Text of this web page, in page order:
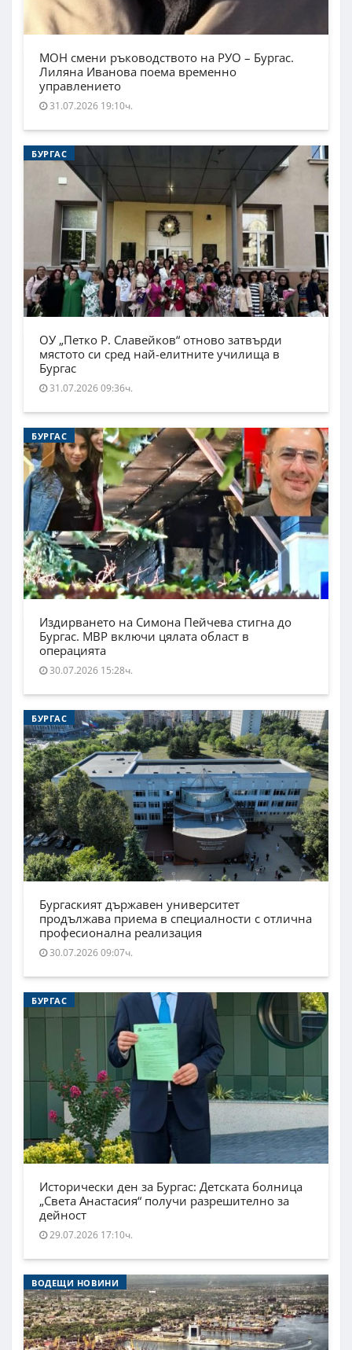
МОН смени ръководството на РУО – Бургас.
Лиляна Иванова поема временно
управлението
31.07.2026 19:10ч.
БУРГАС
ОУ „Петко Р. Славейков“ отново затвърди
мястото си сред най-елитните училища в
Бургас
31.07.2026 09:36ч.
БУРГАС
Издирването на Симона Пейчева стигна до
Бургас. МВР включи цялата област в
операцията
30.07.2026 15:28ч.
БУРГАС
Бургаският държавен университет
продължава приема в специалности с отлична
професионална реализация
30.07.2026 09:07ч.
БУРГАС
Исторически ден за Бургас: Детската болница
„Света Анастасия“ получи разрешително за
дейност
29.07.2026 17:10ч.
ВОДЕЩИ НОВИНИ